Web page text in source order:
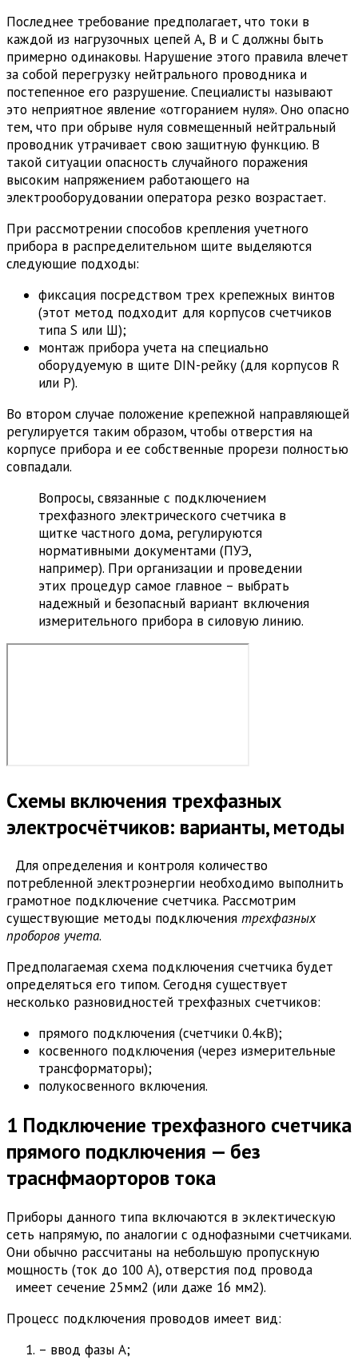
Последнее требование предполагает, что токи в
каждой из нагрузочных цепей A, B и C должны быть
примерно одинаковы. Нарушение этого правила влечет
за собой перегрузку нейтрального проводника и
постепенное его разрушение. Специалисты называют
это неприятное явление «отгоранием нуля». Оно опасно
тем, что при обрыве нуля совмещенный нейтральный
проводник утрачивает свою защитную функцию. В
такой ситуации опасность случайного поражения
высоким напряжением работающего на
электрооборудовании оператора резко возрастает.
При рассмотрении способов крепления учетного
прибора в распределительном щите выделяются
следующие подходы:
фиксация посредством трех крепежных винтов
(этот метод подходит для корпусов счетчиков
типа S или Ш);
монтаж прибора учета на специально
оборудуемую в щите DIN-рейку (для корпусов R
или P).
Во втором случае положение крепежной направляющей
регулируется таким образом, чтобы отверстия на
корпусе прибора и ее собственные прорези полностью
совпадали.
Вопросы, связанные с подключением
трехфазного электрического счетчика в
щитке частного дома, регулируются
нормативными документами (ПУЭ,
например). При организации и проведении
этих процедур самое главное – выбрать
надежный и безопасный вариант включения
измерительного прибора в силовую линию.
Схемы включения трехфазных
электросчётчиков: варианты, методы
Для определения и контроля количество
потребленной электроэнергии необходимо выполнить
грамотное подключение счетчика. Рассмотрим
существующие методы подключения трехфазных
проборов учета.
Предполагаемая схема подключения счетчика будет
определяться его типом. Сегодня существует
несколько разновидностей трехфазных счетчиков:
прямого подключения (счетчики 0.4кВ);
косвенного подключения (через измерительные
трансформаторы);
полукосвенного включения.
1 Подключение трехфазного счетчика
прямого подключения — без
траснфмаорторов тока
Приборы данного типа включаются в эклектическую
сеть напрямую, по аналогии с однофазными счетчиками.
Они обычно рассчитаны на небольшую пропускную
мощность (ток до 100 А), отверстия под провода
имеет сечение 25мм2 (или даже 16 мм2).
Процесс подключения проводов имеет вид:
– ввод фазы А;